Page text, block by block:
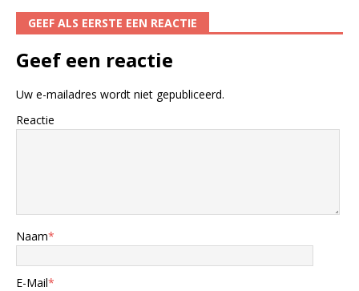
GEEF ALS EERSTE EEN REACTIE
Geef een reactie
Uw e-mailadres wordt niet gepubliceerd.
Reactie
Naam*
E-Mail*